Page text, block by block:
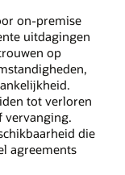
on-premise
uitdagingen
op
tot verloren
vervanging.
die
agreements